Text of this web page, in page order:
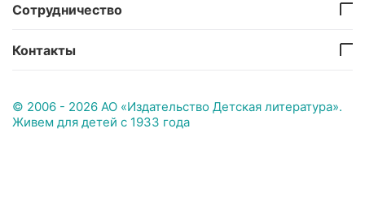
Сотрудничество
Контакты
© 2006 - 2026 АО «Издательство Детская литература».
Живем для детей с 1933 года